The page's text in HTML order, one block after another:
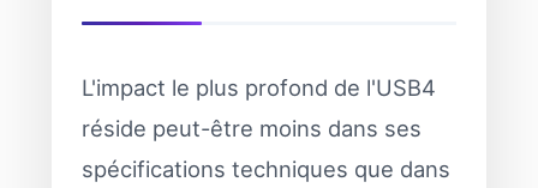
L'impact le plus profond de l'USB4
réside peut-être moins dans ses
spécifications techniques que dans